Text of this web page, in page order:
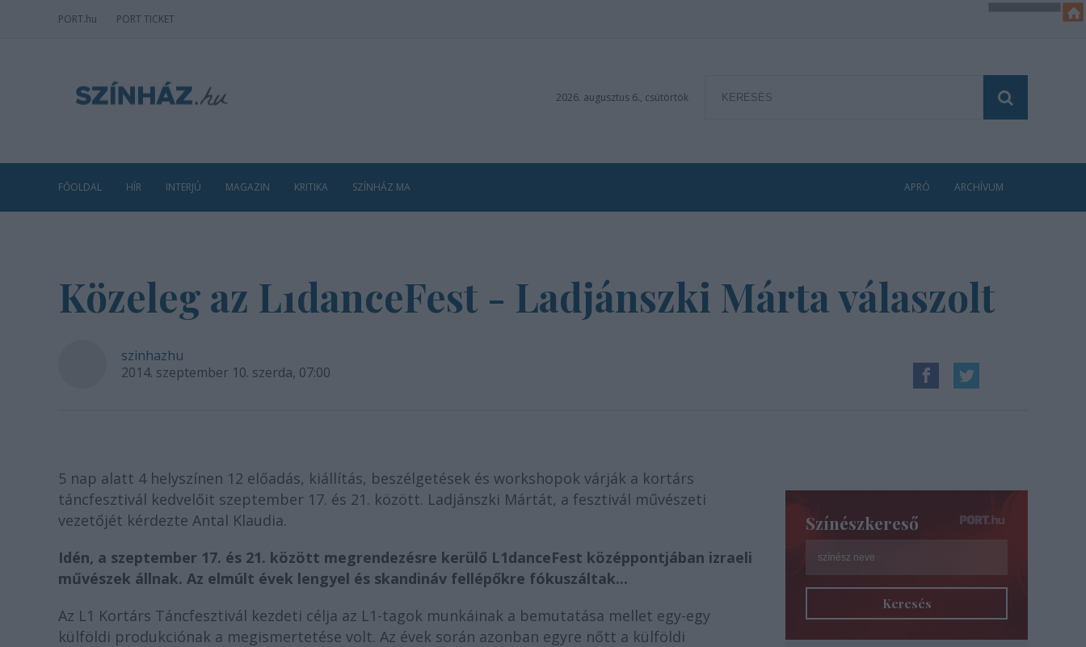
PORT.hu PORT TICKET
2026. augusztus 6., csütörtök
FŐOLDAL HÍR INTERJÚ MAGAZIN KRITIKA SZÍNHÁZ MA APRÓ ARCHÍVUM
Közeleg az L1danceFest - Ladjánszki Márta válaszolt
szinhazhu
2014. szeptember 10. szerda, 07:00
5 nap alatt 4 helyszínen 12 előadás, kiállítás, beszélgetések és workshopok várják a kortárs
táncfesztivál kedvelőit szeptember 17. és 21. között. Ladjánszki Mártát, a fesztivál művészeti
vezetőjét kérdezte Antal Klaudia.
Idén, a szeptember 17. és 21. között megrendezésre kerülő L1danceFest középpontjában izraeli
művészek állnak. Az elmúlt évek lengyel és skandináv fellépőkre fókuszáltak...
Az L1 Kortárs Táncfesztivál kezdeti célja az L1-tagok munkáinak a bemutatása mellet egy-egy
külföldi produkciónak a megismertetése volt. Az évek során azonban egyre nőtt a külföldi
Színészkereső
Keresés